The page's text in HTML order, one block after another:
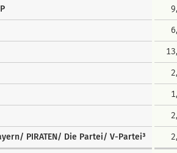
PIRATEN/ Die Partei/ V-Partei³